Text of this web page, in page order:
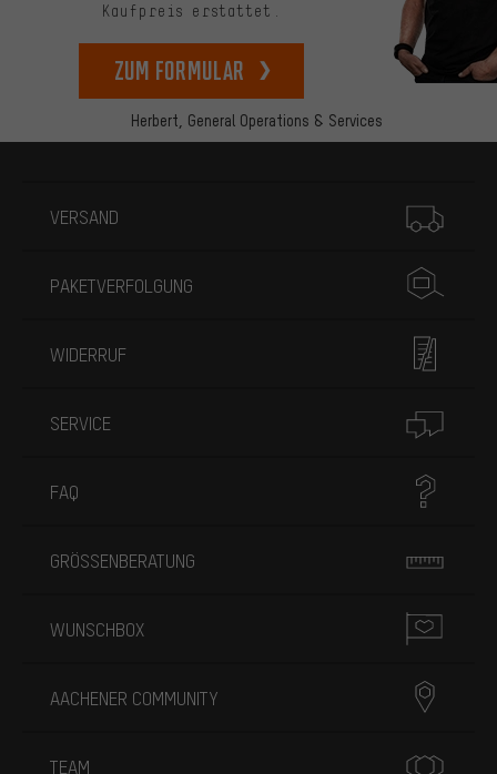
Herbert, General Operations & Services
Kaufpreis erstattet.
zum Formular
VERSAND
PAKETVERFOLGUNG
WIDERRUF
SERVICE
FAQ
GRÖSSENBERATUNG
WUNSCHBOX
AACHENER COMMUNITY
TEAM